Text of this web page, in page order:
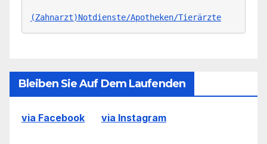
(Zahnarzt)Notdienste/Apotheken/Tierärzte
Bleiben Sie Auf Dem Laufenden
via Facebook via Instagram